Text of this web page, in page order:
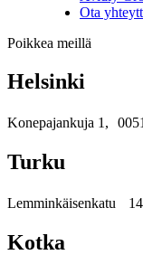
Ota
Poikkea meillä
Helsinki
Konepajankuja 1,
Turku
Lemminkäisenkatu
Kotka